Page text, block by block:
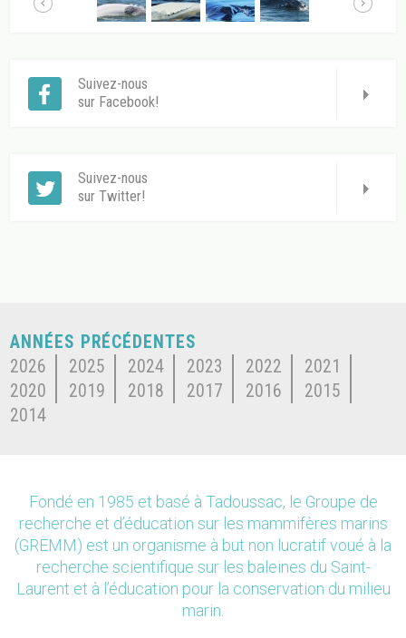
Suivez-nous
sur Facebook!
Suivez-nous
sur Twitter!
ANNÉES PRÉCÉDENTES
2026
2025 2024 2023 2022
2021
2020
2019 2018 2017 2016
2015
2014
Fondé en 1985 et basé à Tadoussac, le Groupe de
recherche et d’éducation sur les mammifères marins
(GREMM) est un organisme à but non lucratif voué à la
recherche scientifique sur les baleines du Saint-
Laurent et à l’éducation pour la conservation du milieu
marin.